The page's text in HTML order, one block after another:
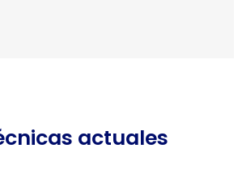
actuales